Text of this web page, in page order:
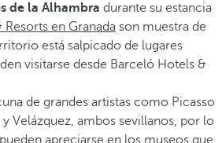
de la Alhambra durante su estancia
en Granada son muestra de
está salpicado de lugares
visitarse desde Barceló Hotels &
de grandes artistas como Picasso
Velázquez, ambos sevillanos, por lo
apreciarse en los museos que